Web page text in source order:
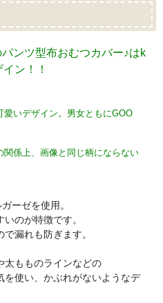
ンツ型布おむつカバー♪はk
ン！！
いデザイン。男女ともにGOO
係上、画像と同じ柄にならない
ーゼを使用。
のが特徴です。
漏れも防ぎます。
太もものラインなどの
使い、かぶれがないようなデ